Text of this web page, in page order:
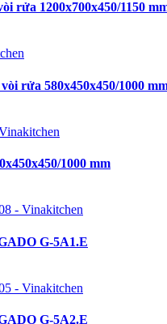
rửa 1200x700x450/1150
rửa 580x450x450/1000
1000 mm
G-5A1.E
G-5A2.E